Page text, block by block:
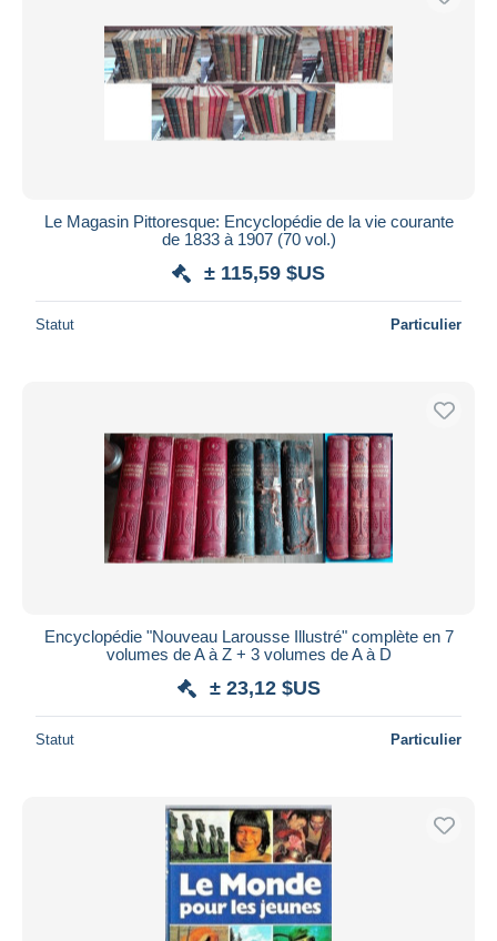
Le Magasin Pittoresque: Encyclopédie de la vie courante
de 1833 à 1907 (70 vol.)
± 115,59 $US
Statut Particulier
Encyclopédie "Nouveau Larousse Illustré" complète en 7
volumes de A à Z + 3 volumes de A à D
± 23,12 $US
Statut Particulier